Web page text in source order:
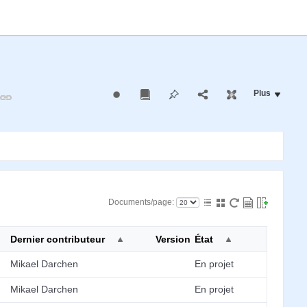
Plus
Documents/page:
Dernier contributeur Version État
Mikael Darchen En projet
Mikael Darchen En projet